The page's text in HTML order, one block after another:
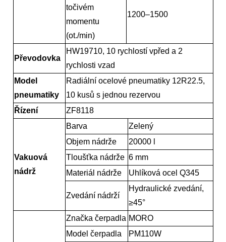
točivém
momentu
(ot./min)
1200–1500
Převodovka
HW19710, 10 rychlostí vpřed a 2
rychlosti vzad
Model
pneumatiky
Radiální ocelové pneumatiky 12R22.5,
10 kusů s jednou rezervou
Řízení
ZF8118
Vakuová
nádrž
Barva
Zelený
Objem nádrže
20000 l
Tloušťka nádrže 6 mm
Materiál nádrže
Uhlíková ocel Q345
Zvedání nádrží
Hydraulické zvedání,
≥45°
Značka čerpadla MORO
Model čerpadla
PM110W